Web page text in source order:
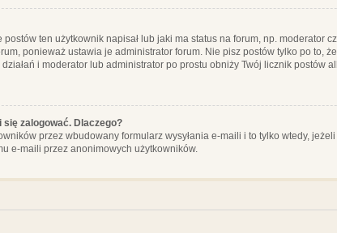
ten użytkownik napisał lub jaki ma status na forum, np. moderator
ponieważ ustawia je administrator forum. Nie pisz postów tylko po to,
i moderator lub administrator po prostu obniży Twój licznik postów
zalogować. Dlaczego?
przez wbudowany formularz wysyłania e-maili i to tylko wtedy, jeżeli
e-maili przez anonimowych użytkowników.